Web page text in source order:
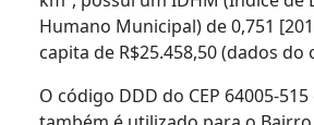
Humano Municipal) de 0,751
capita de R$25.458,50 (dados do
O código DDD do CEP 64005-